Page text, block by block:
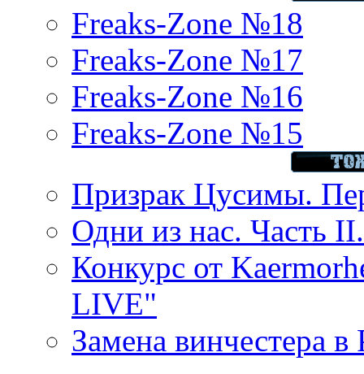
Freaks-Zone №18
Freaks-Zone №17
Freaks-Zone №16
Freaks-Zone №15
Призрак Цусимы.
Одни из нас. Часть
Конкурс от
LIVE"
Замена винчестера